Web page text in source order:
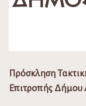
Πρόσκληση
Επιτροπής Δήμου